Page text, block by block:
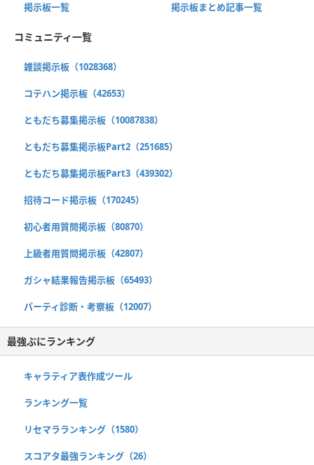
掲示板一覧 掲示板まとめ記事一覧
コミュニティ一覧
雑談掲示板（1028368）
コテハン掲示板（42653）
ともだち募集掲示板（10087838）
ともだち募集掲示板Part2（251685）
ともだち募集掲示板Part3（439302）
招待コード掲示板（170245）
初心者用質問掲示板（80870）
上級者用質問掲示板（42807）
ガシャ結果報告掲示板（65493）
パーティ診断・考察板（12007）
最強ぷにランキング
キャラティア表作成ツール
ランキング一覧
リセマラランキング（1580）
スコアタ最強ランキング（26）